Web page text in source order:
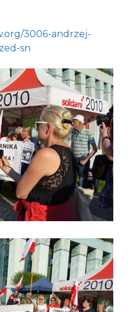
3006-andrzej-
sn